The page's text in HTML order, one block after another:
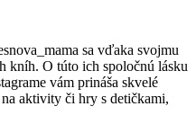
sa vďaka svojmu
kníh. O túto ich spoločnú lásku
vám prináša skvelé
aktivity či hry s detičkami,